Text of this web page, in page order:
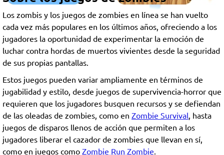
Los zombis y los juegos de zombies en línea se han vuelto
cada vez más populares en los últimos años, ofreciendo a los
jugadores la oportunidad de experimentar la emoción de
luchar contra hordas de muertos vivientes desde la seguridad
de sus propias pantallas.
Estos juegos pueden variar ampliamente en términos de
jugabilidad y estilo, desde juegos de supervivencia-horror que
requieren que los jugadores busquen recursos y se defiendan
de las oleadas de zombies, como en Zombie Survival, hasta
juegos de disparos llenos de acción que permiten a los
jugadores liberar el cazador de zombies que llevan en sí,
como en juegos como Zombie Run Zombie.